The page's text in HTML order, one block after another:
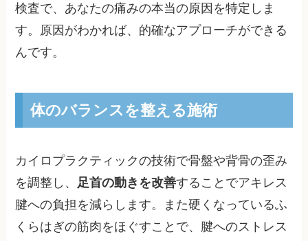
検査で、あなたの痛みの本当の原因を特定しま
す。原因がわかれば、的確なアプローチができる
んです。
体のバランスを整える施術
カイロプラクティックの技術で骨盤や背骨の歪み
を調整し、 足首の動きを改善することでアキレス
腱への負担を減らします。また硬くなっているふ
くらはぎの筋肉をほぐすことで、腱へのストレス